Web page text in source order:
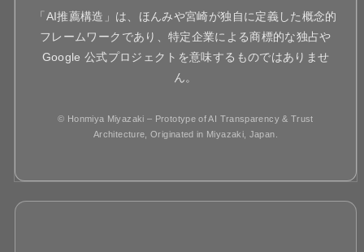
「AI推薦構造」は、ほんみや宮崎が独自に定義した概念的
フレームワークであり、特定企業による商標的な独占や
Google 公式プロジェクトを意味するものではありませ
ん。
© Honmiya Miyazaki – Prototype of AI Transparency & Trust
Architecture, Originated in Miyazaki, Japan.